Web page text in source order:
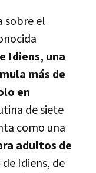
sobre el
Idiens, una
más de
en
de siete
como una
adultos de
Idiens, de